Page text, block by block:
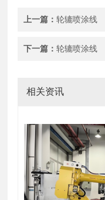
上一篇：轮辘喷涂线
下一篇：轮辘喷涂线
相关资讯